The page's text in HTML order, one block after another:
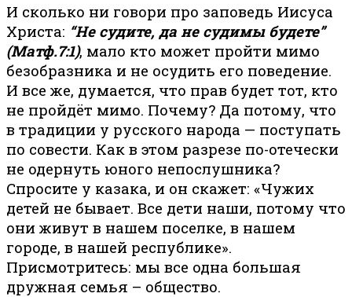
И сколько ни говори про заповедь Иисуса
Христа: “Не судите, да не судимы будете”
(Матф.7:1), мало кто может пройти мимо
безобразника и не осудить его поведение.
И все же, думается, что прав будет тот, кто
не пройдёт мимо. Почему? Да потому, что
в традиции у русского народа — поступать
по совести. Как в этом разрезе по-отечески
не одернуть юного непослушника?
Спросите у казака, и он скажет: «Чужих
детей не бывает. Все дети наши, потому что
они живут в нашем поселке, в нашем
городе, в нашей республике».
Присмотритесь: мы все одна большая
дружная семья – общество.